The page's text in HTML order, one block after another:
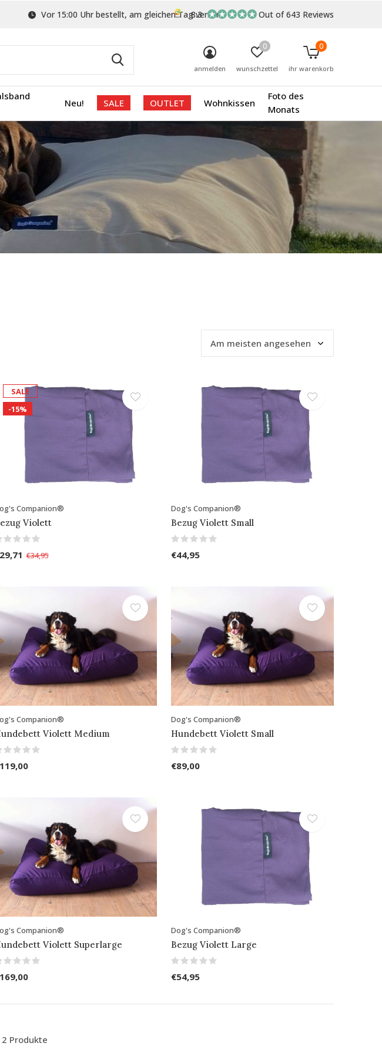
Neu! SALE OUTLET Wohnkissen
Foto des
Monats
anmelden wunschzettel
0
ihr warenkorb
0
Vor 15:00 Uhr bestellt, am gleichen Tag versand
8.3 Out of 643 Reviews
SALE
-15%
Companion®
Violett
€34,95
Dog's Companion®
Bezug Violett Small
€44,95
Companion®
Violett Medium
Dog's Companion®
Hundebett Violett Small
€89,00
Companion®
Violett Superlarge
Dog's Companion®
Bezug Violett Large
€54,95
Produkte